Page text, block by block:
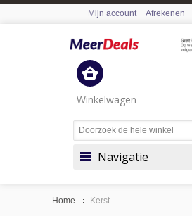
Mijn account Afrekenen
Winkelwagen
Navigatie
Home Kerst